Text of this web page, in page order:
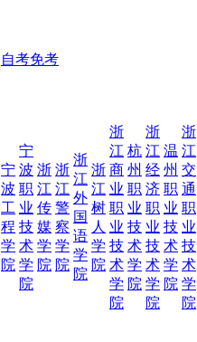
自考免考
宁
波
工
程
学
院
宁
波
职
业
技
术
学
院
浙
江
传
媒
学
院
浙
江
警
察
学
院
浙
江
外
国
语
学
院
浙
江
树
人
学
院
浙
江
商
业
职
业
技
术
学
院
杭
州
职
业
技
术
学
院
浙
江
经
济
职
业
技
术
学
院
温
州
职
业
技
术
学
院
浙
江
交
通
职
业
技
术
学
院